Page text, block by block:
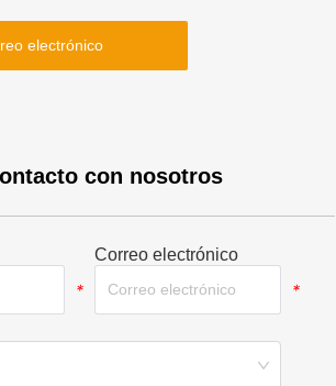
electrónico
con nosotros
*
Correo electrónico
*